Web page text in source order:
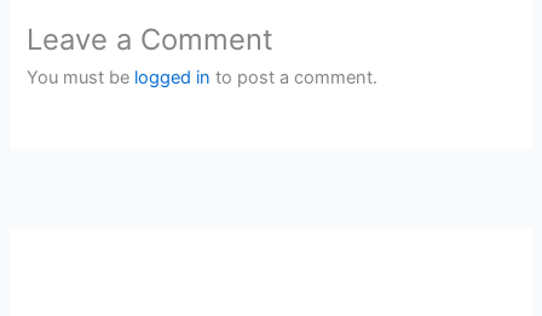
Leave a Comment
You must be logged in to post a comment.